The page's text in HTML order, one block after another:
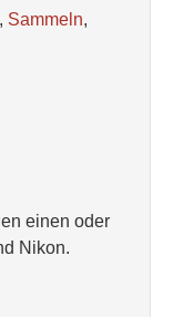
, Sammeln,
einen oder
Nikon.